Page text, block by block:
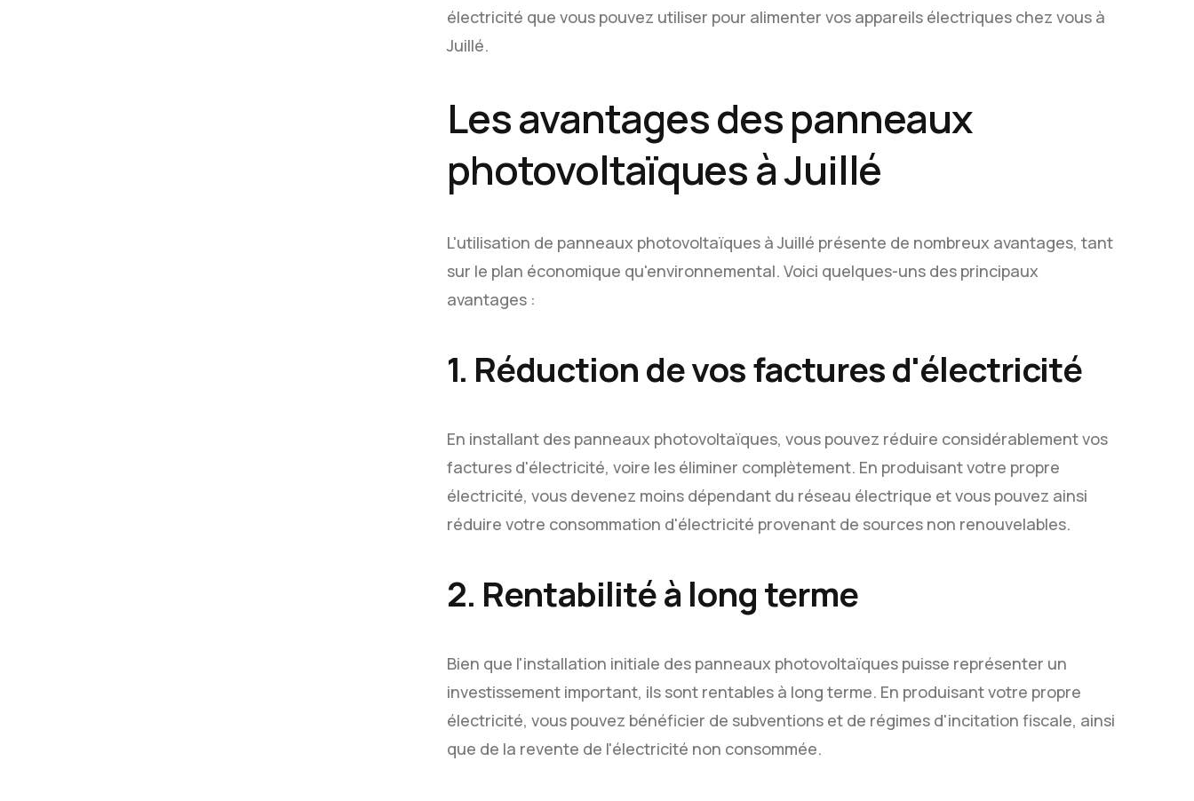
électricité que vous pouvez utiliser pour alimenter vos appareils électriques chez vous à
Juillé.
Les avantages des panneaux
photovoltaïques à Juillé
L'utilisation de panneaux photovoltaïques à Juillé présente de nombreux avantages, tant
sur le plan économique qu'environnemental. Voici quelques-uns des principaux
avantages :
1. Réduction de vos factures d'électricité
En installant des panneaux photovoltaïques, vous pouvez réduire considérablement vos
factures d'électricité, voire les éliminer complètement. En produisant votre propre
électricité, vous devenez moins dépendant du réseau électrique et vous pouvez ainsi
réduire votre consommation d'électricité provenant de sources non renouvelables.
2. Rentabilité à long terme
Bien que l'installation initiale des panneaux photovoltaïques puisse représenter un
investissement important, ils sont rentables à long terme. En produisant votre propre
électricité, vous pouvez bénéficier de subventions et de régimes d'incitation fiscale, ainsi
que de la revente de l'électricité non consommée.